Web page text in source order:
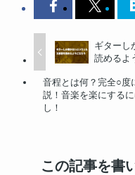
ギターし
読めるよ
音程とは何？完全○度
説！音楽を楽にする
し！
この記事を書